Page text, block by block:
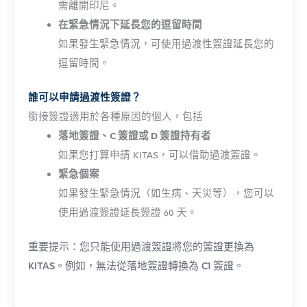
需離開印尼。
在緊急情況下延長您的逗留時間
如果發生緊急情況，可使用過渡性簽證延長您的
逗留時間。
誰可以申請過渡性簽證？
銜接簽證適用於各種原因的個人，包括
落地簽證、C 簽證或 D 簽證持有者
如果您打算申請 KITAS，可以借助過渡簽證。
緊急個案
如果發生緊急情況（如生病、天災等），您可以
使用過渡簽證延長簽證 60 天。
重要提示：您只能使用過渡簽證將您的簽證更換為
KITAS。例如，無法從落地簽證轉換為 C1 簽證。